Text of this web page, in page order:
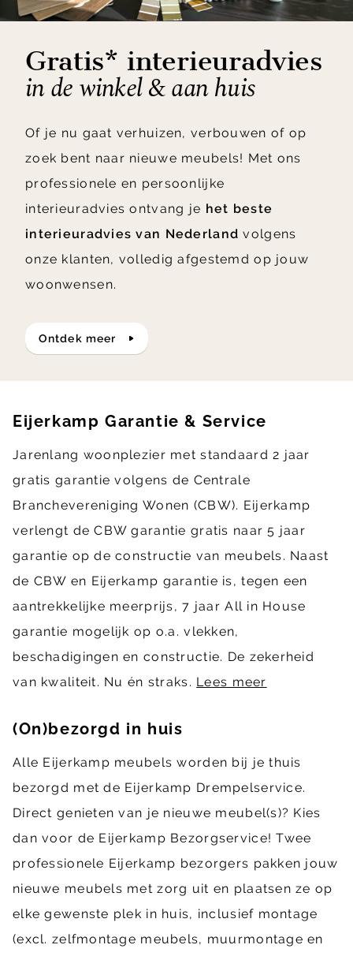
Gratis* interieuradvies
in de winkel & aan huis
Of je nu gaat verhuizen, verbouwen of op
zoek bent naar nieuwe meubels! Met ons
professionele en persoonlijke
interieuradvies ontvang je het beste
interieuradvies van Nederland volgens
onze klanten, volledig afgestemd op jouw
woonwensen.
ontdek meer
Eijerkamp Garantie & Service
Jarenlang woonplezier met standaard 2 jaar
gratis garantie volgens de Centrale
Branchevereniging Wonen (CBW). Eijerkamp
verlengt de CBW garantie gratis naar 5 jaar
garantie op de constructie van meubels. Naast
de CBW en Eijerkamp garantie is, tegen een
aantrekkelijke meerprijs, 7 jaar All in House
garantie mogelijk op o.a. vlekken,
beschadigingen en constructie. De zekerheid
van kwaliteit. Nu én straks. Lees meer
(On)bezorgd in huis
Alle Eijerkamp meubels worden bij je thuis
bezorgd met de Eijerkamp Drempelservice.
Direct genieten van je nieuwe meubel(s)? Kies
dan voor de Eijerkamp Bezorgservice! Twee
professionele Eijerkamp bezorgers pakken jouw
nieuwe meubels met zorg uit en plaatsen ze op
elke gewenste plek in huis, inclusief montage
(excl. zelfmontage meubels, muurmontage en